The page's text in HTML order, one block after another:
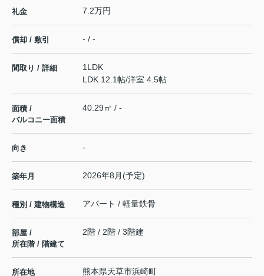
礼金 7.2万円
償却 / 敷引 - / -
間取り / 詳細
1LDK
LDK 12.1帖/洋室 4.5帖
面積 /
バルコニー面積
40.29㎡ / -
向き -
築年月 2026年8月(予定)
種別 / 建物構造 アパート / 軽量鉄骨
部屋 /
所在階 / 階建て
2階 / 2階 / 3階建
所在地 熊本県天草市浜崎町